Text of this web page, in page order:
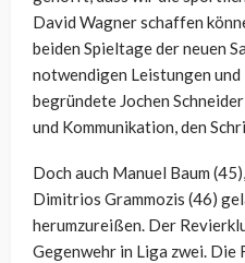
David Wagner schaffen
beiden Spieltage der neuen
notwendigen Leistungen und
begründete Jochen
und Kommunikation, den
Doch auch Manuel Baum
Dimitrios Grammozis (46)
herumzureißen. Der
Gegenwehr in Liga zwei.